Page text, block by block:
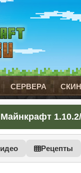
СЕРВЕРА
Рецепты